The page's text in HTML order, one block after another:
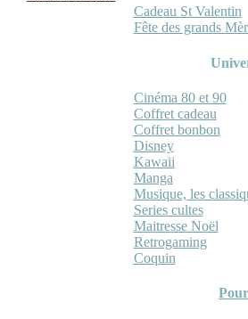
Cadeau St Valentin
Fête des grands
Cinéma 80 et 90
Coffret cadeau
Coffret bonbon
Disney
Kawaii
Manga
Musique, les
Series cultes
Maitresse Noël
Retrogaming
Coquin